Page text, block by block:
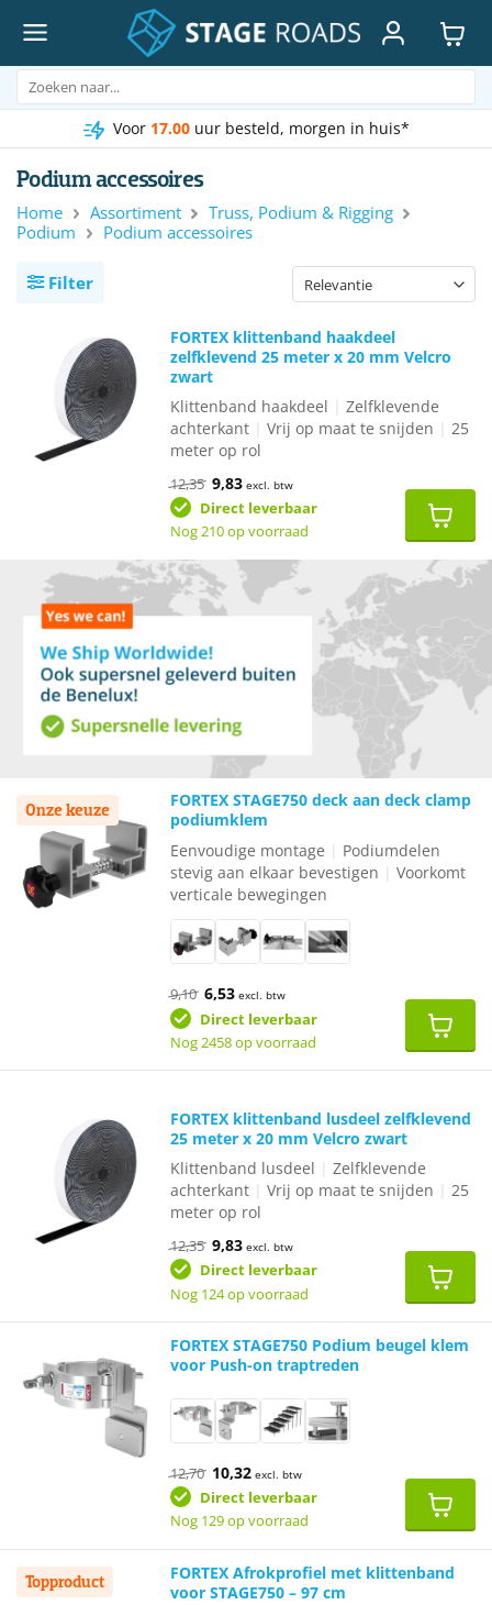
naar
inhoud
Zoeken
naar:
uur besteld, morgen in huis*
Podium accessoires
Home Assortiment
Truss, Podium & Rigging
Podium
Podium accessoires
Filter
FORTEX klittenband haakdeel
zelfklevend 25 meter x 20 mm Velcro
zwart
Klittenband haakdeel |Zelfklevende
achterkant |Vrij op maat te snijden |25
meter op rol
12,35 Oorspronkelijke
prijs
was:
9,83Huidige
prijs
is:
excl. btw
Direct leverbaar
Nog 210 op voorraad
Onze keuze
FORTEX STAGE750 deck aan deck clamp
podiumklem
Eenvoudige montage
Podiumdelen
stevig aan elkaar bevestigen |Voorkomt
verticale bewegingen
9,10 Oorspronkelijke
prijs
was:
6,53Huidige
prijs
is:
excl. btw
Direct leverbaar
Nog 2458 op voorraad
FORTEX klittenband lusdeel zelfklevend
25 meter x 20 mm Velcro zwart
Klittenband lusdeel |Zelfklevende
achterkant |Vrij op maat te snijden |25
meter op rol
12,35 Oorspronkelijke
prijs
was:
9,83Huidige
prijs
is:
excl. btw
Direct leverbaar
Nog 124 op voorraad
FORTEX STAGE750 Podium beugel klem
voor Push-on traptreden
12,70 Oorspronkelijke
prijs
was:
10,32Huidige
prijs
is:
excl. btw
Direct leverbaar
Nog 129 op voorraad
Topproduct
FORTEX Afrokprofiel met klittenband
voor STAGE750 – 97 cm